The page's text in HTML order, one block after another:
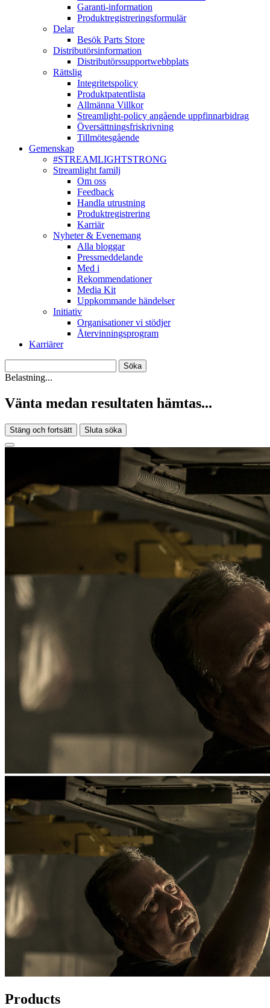
Garanti-information
Produktregistreringsformulär
Delar
Besök Parts Store
Distributörsinformation
Distributörssupportwebbplats
Rättslig
Integritetspolicy
Produktpatentlista
Allmänna Villkor
Streamlight-policy angående uppfinnarbidrag
Översättningsfriskrivning
Tillmötesgående
Gemenskap
#STREAMLIGHTSTRONG
Streamlight familj
Om oss
Feedback
Handla utrustning
Produktregistrering
Karriär
Nyheter & Evenemang
Alla bloggar
Pressmeddelande
Med i
Rekommendationer
Media Kit
Uppkommande händelser
Initiativ
Organisationer vi stödjer
Återvinningsprogram
Karriärer
Belastning...
Vänta medan resultaten hämtas...
Stäng och fortsätt Sluta söka
Products